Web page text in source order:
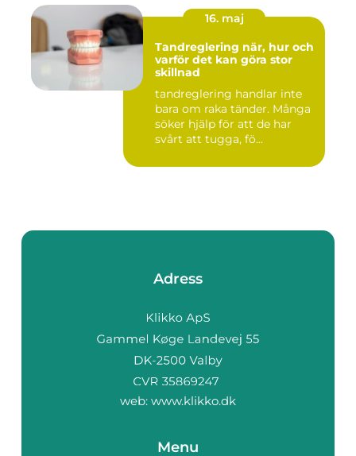
16. maj
Tandreglering när, hur och
varför det kan göra stor
skillnad
tandreglering handlar inte
bara om raka tänder. Många
söker hjälp för att de har
svårt att tugga, fö...
Adress
web: www.klikko.dk
Menu